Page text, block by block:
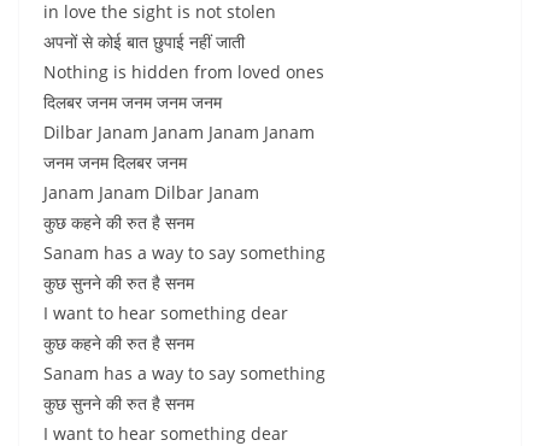
in love the sight is not stolen
अपनों से कोई बात छुपाई नहीं जाती
Nothing is hidden from loved ones
दिलबर जनम जनम जनम जनम
Dilbar Janam Janam Janam Janam
जनम जनम दिलबर जनम
Janam Janam Dilbar Janam
कुछ कहने की रुत है सनम
Sanam has a way to say something
कुछ सुनने की रुत है सनम
I want to hear something dear
कुछ कहने की रुत है सनम
Sanam has a way to say something
कुछ सुनने की रुत है सनम
I want to hear something dear